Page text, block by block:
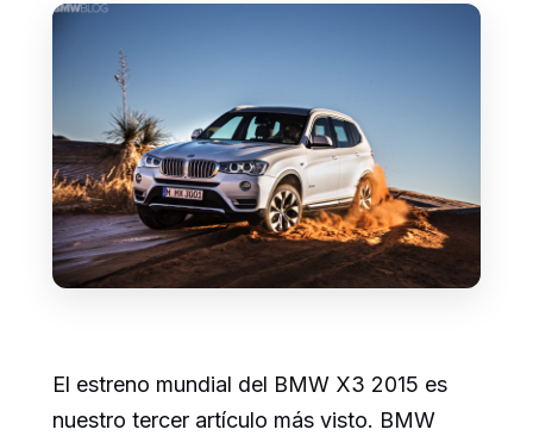
El estreno mundial del BMW X3 2015 es
nuestro tercer artículo más visto. BMW